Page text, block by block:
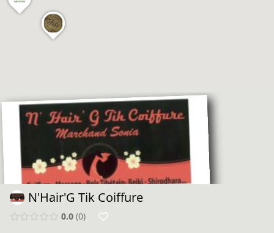
N'Hair'G Tik Coiffure
0.0 0